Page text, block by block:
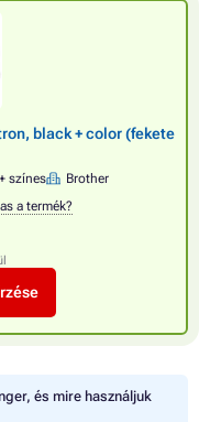
black + color (fekete
színes
Brother
a termék?
és mire használjuk